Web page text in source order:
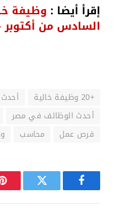
إقرأ أيضا : وظيفة
السادس من أكتوبر
+20 وظيفة خالية
أحدث الوظائف في مصر
فرص عمل
محاسب
فيسبوك تويتر